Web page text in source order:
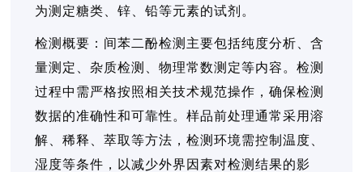
为测定糖类、锌、铅等元素的试剂。
检测概要：间苯二酚检测主要包括纯度分析、含
量测定、杂质检测、物理常数测定等内容。检测
过程中需严格按照相关技术规范操作，确保检测
数据的准确性和可靠性。样品前处理通常采用溶
解、稀释、萃取等方法，检测环境需控制温度、
湿度等条件，以减少外界因素对检测结果的影